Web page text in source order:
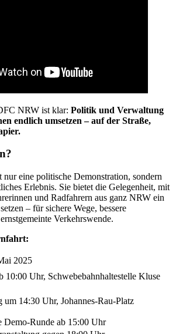
NRW ist klar: Politik und Verwaltung
endlich umsetzen – auf der Straße,
eine politische Demonstration, sondern
Erlebnis. Sie bietet die Gelegenheit, mit
und Radfahrern aus ganz NRW ein
– für sichere Wege, bessere
Verkehrswende.
2025
10:00 Uhr, Schwebebahnhaltestelle Kluse
um 14:30 Uhr, Johannes-Rau-Platz
Demo-Runde ab 15:00 Uhr